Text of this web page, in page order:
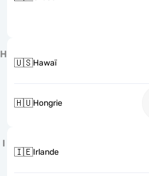
H
🇺🇸Hawaï
🇭🇺Hongrie
I
🇮🇪Irlande